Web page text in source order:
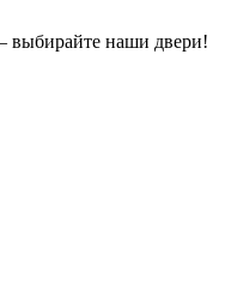
выбирайте наши двери!